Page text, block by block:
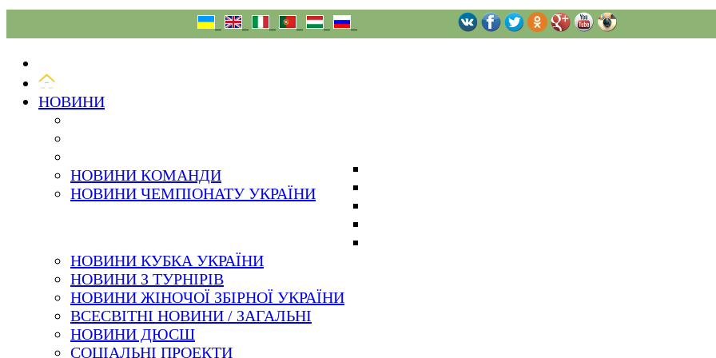
НОВИНИ
НОВИНИ КОМАНДИ
НОВИНИ ЧЕМПІОНАТУ УКРАЇНИ
НОВИНИ КУБКА УКРАЇНИ
НОВИНИ З ТУРНІРІВ
НОВИНИ ЖІНОЧОЇ ЗБІРНОЇ УКРАЇНИ
ВСЕСВІТНІ НОВИНИ / ЗАГАЛЬНІ
НОВИНИ ДЮСШ
СОЦІАЛЬНІ ПРОЕКТИ